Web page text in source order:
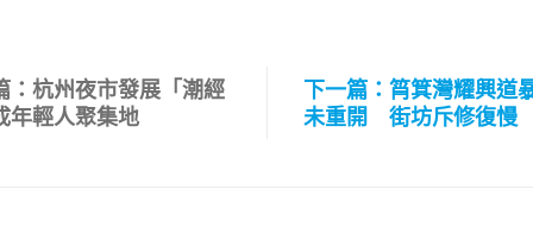
：杭州夜市發展「潮經
年輕人聚集地
下一篇：筲箕灣耀興道
未重開 街坊斥修復慢